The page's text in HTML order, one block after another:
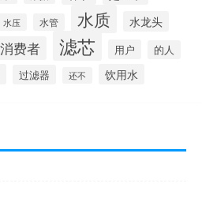
水压 水管 水质 水龙头
消费者 滤芯 用户 的人
过滤器 还不 饮用水